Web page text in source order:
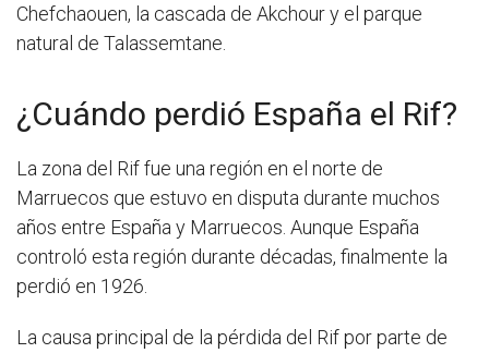
Chefchaouen, la cascada de Akchour y el parque
natural de Talassemtane.
¿Cuándo perdió España el Rif?
La zona del Rif fue una región en el norte de
Marruecos que estuvo en disputa durante muchos
años entre España y Marruecos. Aunque España
controló esta región durante décadas, finalmente la
perdió en 1926.
La causa principal de la pérdida del Rif por parte de